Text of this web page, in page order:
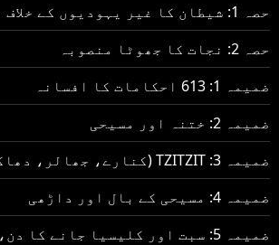
حصہ 1: شیطان کا غیر یہودیوں کے خلاف عظیم منصوبہ
حصہ 2: نجات کا جھوٹا منصوبہ
ضمیمہ 1: 613 احکامات کا افسانہ
ضمیمہ 2: ختنہ اور مسیحی
ضمیمہ 3: TZITZIT (کنارے، جھالر، دھاگے)
ضمیمہ 4: مسیحی کے بال اور داڑھی
ضمیمہ 5: سبت اور کلیسیا جانے کا دن، دو الگ چیزیں